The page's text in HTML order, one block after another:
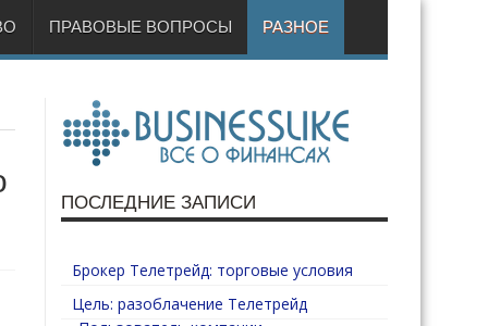
ПРАВОВЫЕ ВОПРОСЫ РАЗНОЕ
ПОСЛЕДНИЕ ЗАПИСИ
Брокер Телетрейд: торговые условия
Цель: разоблачение Телетрейд